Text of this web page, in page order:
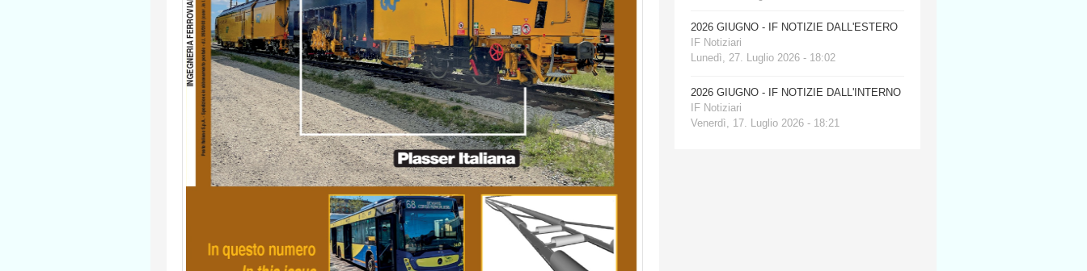
2026 GIUGNO - IF NOTIZIE DALL'ESTERO
IF Notiziari
Lunedì, 27. Luglio 2026 - 18:02
2026 GIUGNO - IF NOTIZIE DALL'INTERNO
IF Notiziari
Venerdì, 17. Luglio 2026 - 18:21